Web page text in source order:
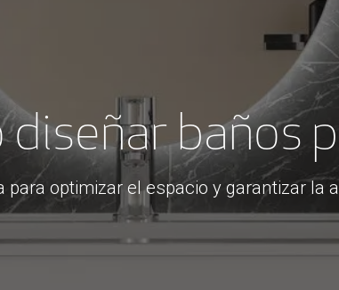
diseñar baños
para optimizar el espacio y garantizar la